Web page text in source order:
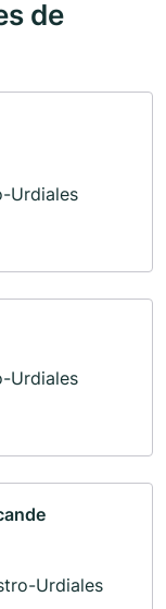
de
Urdiales
Urdiales
Urdiales